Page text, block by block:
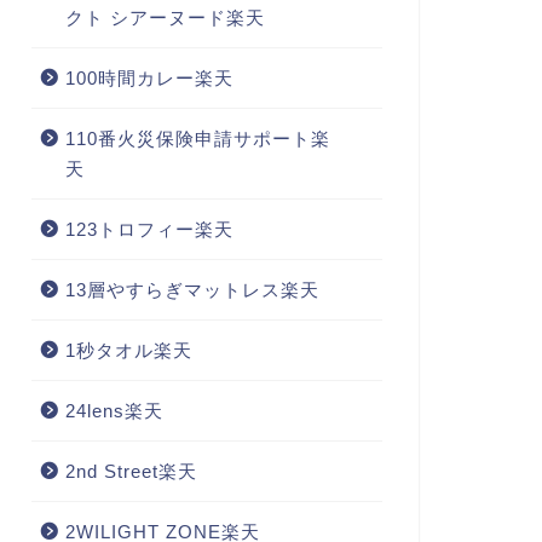
クト シアーヌード楽天
100時間カレー楽天
110番火災保険申請サポート楽
天
123トロフィー楽天
13層やすらぎマットレス楽天
1秒タオル楽天
24lens楽天
2nd Street楽天
2WILIGHT ZONE楽天